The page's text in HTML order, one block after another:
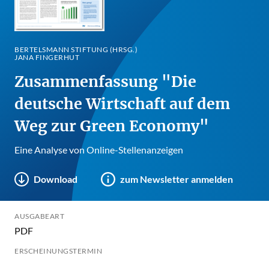
BERTELSMANN STIFTUNG (HRSG.)
JANA FINGERHUT
Zusammenfassung "Die
deutsche Wirtschaft auf dem
Weg zur Green Economy"
Eine Analyse von Online-Stellenanzeigen
Download zum Newsletter anmelden
AUSGABEART
PDF
ERSCHEINUNGSTERMIN